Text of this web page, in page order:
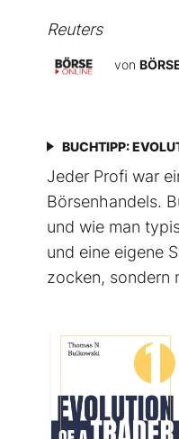
Reuters
von
BUCHTIPP:
Jeder Profi war
Börsenhandels.
und wie man
und eine eigene
zocken, sondern